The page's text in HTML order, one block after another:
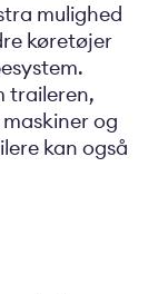
mulighed
køretøjer
traileren,
og
kan også